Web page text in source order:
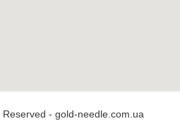
- gold-needle.com.ua